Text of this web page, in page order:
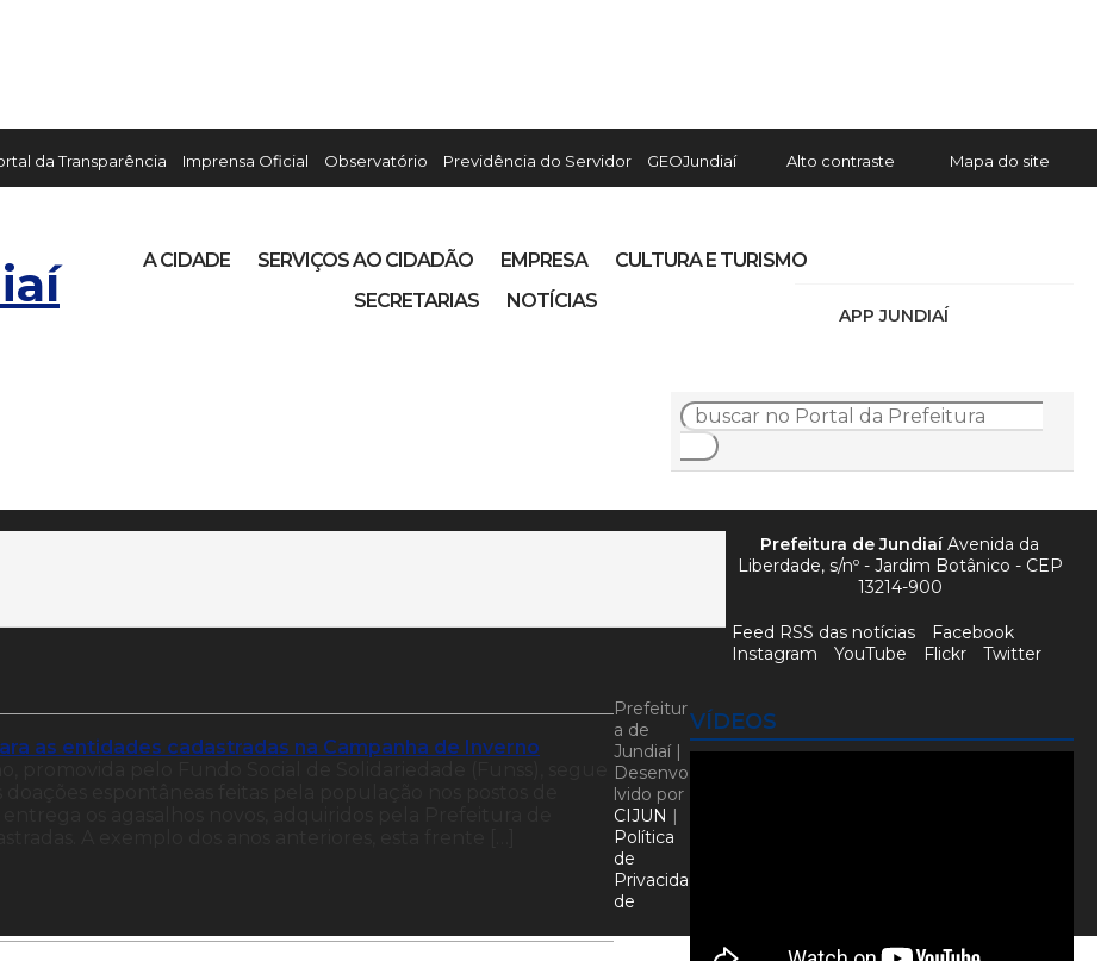
da Transparência Imprensa Oficial Observatório Previdência do Servidor GEOJundiaí Alto contraste Mapa do site
APP JUNDIAÍ
A CIDADE SERVIÇOS AO CIDADÃO EMPRESA
CULTURA E TURISMO
SECRETARIAS
NOTÍCIAS
as entidades cadastradas na Campanha de Inverno
VÍDEOS
Prefeitura de JundiaíAvenida da
Liberdade, s/nº - Jardim Botânico - CEP
13214-900
Feed RSS das notícias
Facebook
Instagram
YouTube Flickr Twitter
Prefeitur
a de
Jundiaí |
Desenvo
lvido por
CIJUN |
Política
de
Privacida
de